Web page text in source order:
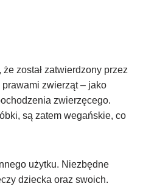
został zatwierdzony przez
zwierząt – jako
zwierzęcego.
są zatem wegańskie, co
użytku. Niezbędne
dziecka oraz swoich.